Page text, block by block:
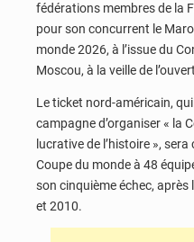
fédérations membres de la
pour son concurrent le
monde 2026, à l’issue du
Moscou, à la veille de
Le ticket nord-américain,
campagne d’organiser « la
lucrative de l’histoire »,
Coupe du monde à 48
son cinquième échec, après
et 2010.